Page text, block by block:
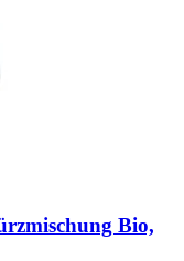
Bio,